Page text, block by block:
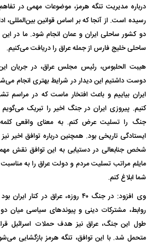
درباره مدیریت تنگه هرمز، موضوعات مهمی در تفاهم
رسیده است. از آنجا که بر اساس قوانین بین‌المللی،
دو کشور ساحلی ایران و عمان انجام شود. ما در
ساحلی خلیج فارس از جمله عراق را دریافت می‌کنیم.
هیبت الحلبوس، رئیس مجلس عراق، در جریان
دوست داشتیم این دیدار در شرایط بهتری انجام
ایران بیاییم و باعث افتخار ماست که در مراسم
کنیم. پیروزی ایران در جنگ اخیر را تبریک
جنگ را تسلیت عرض کنم. به معنای واقعی
ایستادگی تاریخی بود. همچنین درباره توافق اخیر
شخص جنابعالی در دستیابی به این توافق نقش
مایلم مراتب تسلیت مردم و دولت عراق را به
شما ابلاغ کنم.
وی افزود: در جنگ ۴۰ روزه، عراق در
روابط، مشترکات دینی و پیوند‌های سیاسی میان
طول این جنگ، عراق نیز هدف حملات اسرائیل
متحمل شد. با این توافق، تنگه هرمز بازگشایی